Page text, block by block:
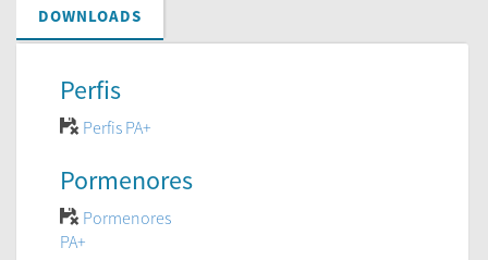
DOWNLOADS
Perfis
Perfis PA+
Pormenores
Pormenores
PA+